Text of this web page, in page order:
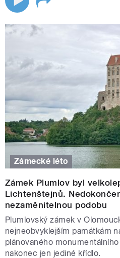
Zámecké léto
Zámek Plumlov byl
Lichtenštejnů.
nezaměnitelnou podobu
Plumlovský zámek v
nejneobvyklejším památkám
plánovaného
nakonec jen jediné křídlo.